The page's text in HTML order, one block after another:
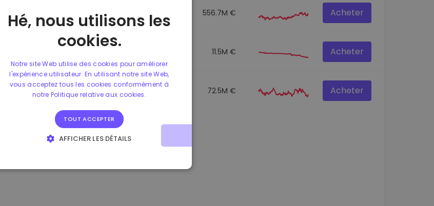
0.867692 € 0.00% 3.5B € 556.7M € Acheter
11.5M € Acheter
0.867648 € 0.00% 72.5M € Acheter
Hé, nous utilisons les
cookies.
Notre site Web utilise des cookies pour améliorer
l'expérience utilisateur. En utilisant notre site Web,
vous acceptez tous les cookies conformément à
notre Politique relative aux cookies.
TOUT ACCEPTER
AFFICHER LES DÉTAILS